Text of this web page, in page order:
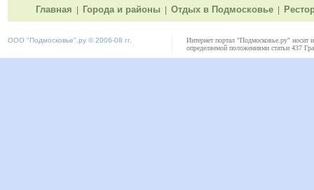
Главная Города и районы Отдых в Подмосковье
ООО "Подмосковье" .ру © 2006-08 гг.
Интернет портал "Подмосковье.ру" носит
определяемой положениями статьи 437